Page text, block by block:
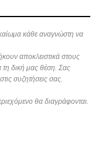
κάθε αναγνώστη να
αποκλειστικά στους
τη δική μας θέση. Σας
συζητήσεις σας.
θα διαγράφονται.